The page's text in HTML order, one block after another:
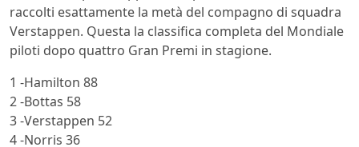
raccolti esattamente la metà del compagno di squadra
Verstappen. Questa la classifica completa del Mondiale
piloti dopo quattro Gran Premi in stagione.
1 -Hamilton 88
2 -Bottas 58
3 -Verstappen 52
4 -Norris 36